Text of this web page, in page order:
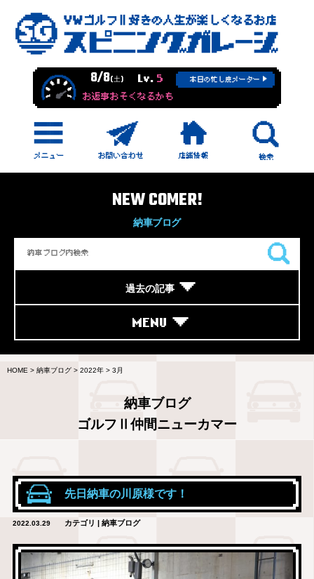
8/8(土) Lv. 5 本日の忙し度メーター
お返事おそくなるかも
NEW COMER!
納車ブログ
過去の記事
MENU
HOME > 納車ブログ > 2022年 > 3月
納車ブログ
ゴルフⅡ仲間ニューカマー
先日納車の川原様です！
2022.03.29 カテゴリ | 納車ブログ